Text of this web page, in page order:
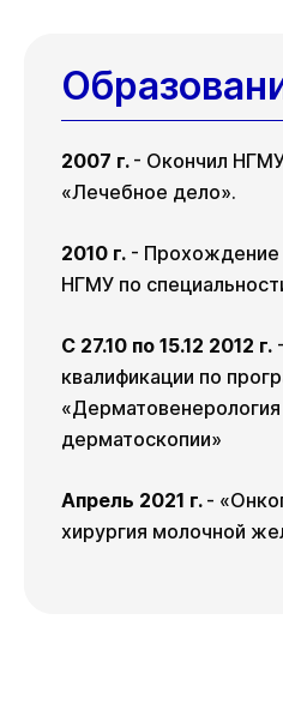
2007 г. - Окончил
«Лечебное дело».
2010 г. - Прохождение
НГМУ по
С 27.10 по 15.12 2012 г.
квалификации по
дерматоскопии»
Апрель 2021 г. -
хирургия молочной